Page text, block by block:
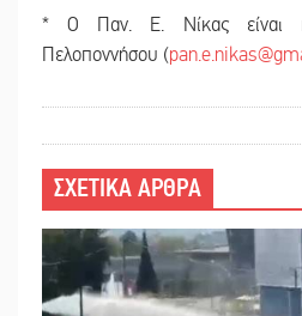
* Ο Παν. Ε. Νίκας είναι
Πελοποννήσου (
ΣΧΕΤΙΚΑ ΑΡΘΡΑ